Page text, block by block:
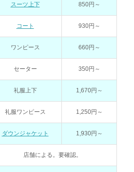
スーツ上下 850円～
コート 930円～
ワンピース 660円～
セーター 350円～
礼服上下 1,670円～
礼服ワンピース 1,250円～
ダウンジャケット 1,930円～
店舗による。要確認。